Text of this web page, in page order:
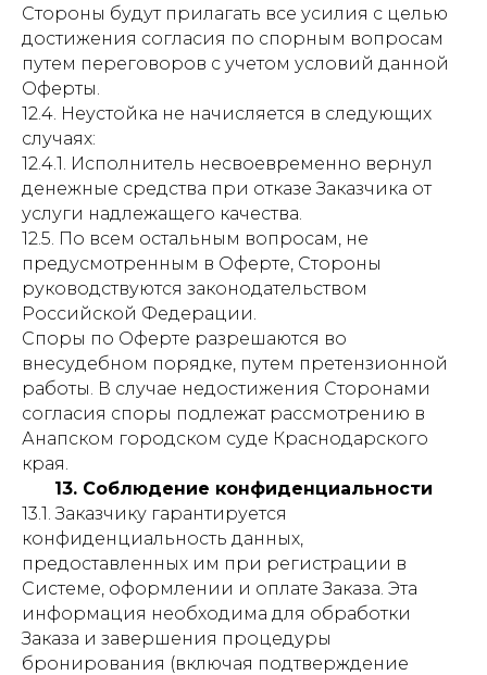
Стороны будут прилагать все усилия с целью
достижения согласия по спорным вопросам
путем переговоров с учетом условий данной
Оферты.
12.4. Неустойка не начисляется в следующих
случаях:
12.4.1. Исполнитель несвоевременно вернул
денежные средства при отказе Заказчика от
услуги надлежащего качества.
12.5. По всем остальным вопросам, не
предусмотренным в Оферте, Стороны
руководствуются законодательством
Российской Федерации.
Споры по Оферте разрешаются во
внесудебном порядке, путем претензионной
работы. В случае недостижения Сторонами
согласия споры подлежат рассмотрению в
Анапском городском суде Краснодарского
края.
13. Соблюдение конфиденциальности
13.1. Заказчику гарантируется
конфиденциальность данных,
предоставленных им при регистрации в
Системе, оформлении и оплате Заказа. Эта
информация необходима для обработки
Заказа и завершения процедуры
бронирования (включая подтверждение